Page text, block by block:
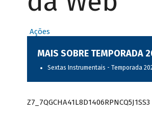
Ações
MAIS SOBRE TEMPORADA
Sextas Instrumentais - Temporada
Z7_7QGCHA41L8D1406RPNCQ5J1SS3